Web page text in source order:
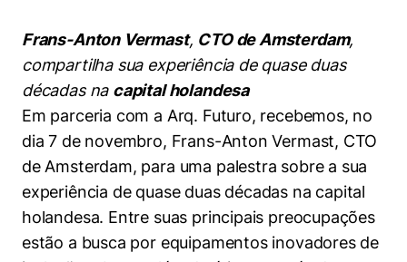
Todas as Engenharias
Engenharia de Computação
Engenharia de Produção
Engenharia Mecânica
Direito
Prêmio Duda Ermírio de Moraes
Como funciona
Resolução Eficaz de Problemas
Oportunidade de Negócios
Trabalhe conosco
Sala de Imprensa
Repositório Institucional
Pesquisa na Graduação
Seminários Acadêmicos
Comitê de Ética em Pesquisa
Notícias
Youtube
Instagram
Linkedin
Direito
Prêmios de Excelência
Ensino e aprendizagem
Atendimento
Visite o Insper
Canal de Ética
Ouvidoria
Portal da Privacidade
Frans-Anton Vermast, CTO de Amsterdam,
compartilha sua experiência de quase duas
décadas na capital holandesa
Em parceria com a Arq. Futuro, recebemos, no
dia 7 de novembro, Frans-Anton Vermast, CTO
de Amsterdam, para uma palestra sobre a sua
experiência de quase duas décadas na capital
holandesa. Entre suas principais preocupações
estão a busca por equipamentos inovadores de